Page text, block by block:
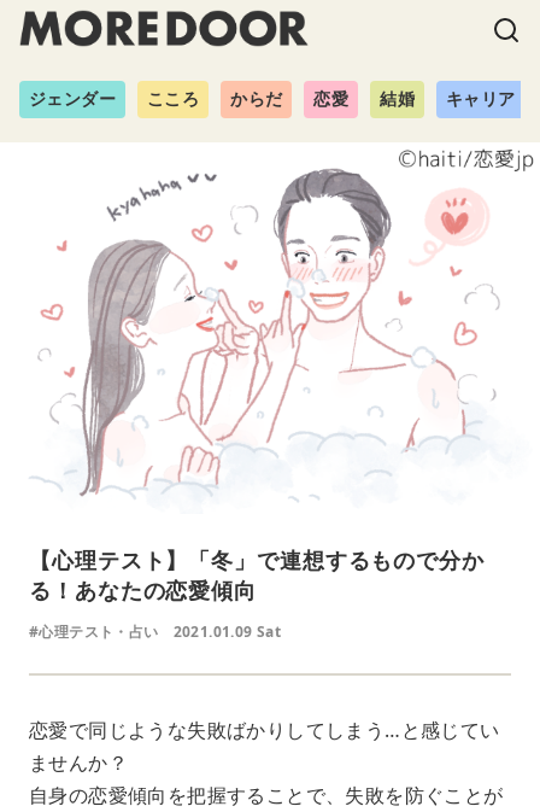
ジェンダー こころ からだ 恋愛 結婚 キャリア
【心理テスト】「冬」で連想するもので分か
る！あなたの恋愛傾向
#心理テスト・占い 2021.01.09 Sat
恋愛で同じような失敗ばかりしてしまう…と感じてい
ませんか？
自身の恋愛傾向を把握することで、失敗を防ぐことが